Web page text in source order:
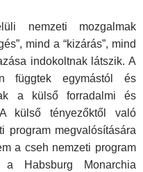
nemzeti mozgalmak
mind a “kizárás”, mind
indokoltnak látszik. A
függtek egymástól és
a külső forradalmi és
külső tényezőktől való
program megvalósítására
a cseh nemzeti program
Habsburg Monarchia